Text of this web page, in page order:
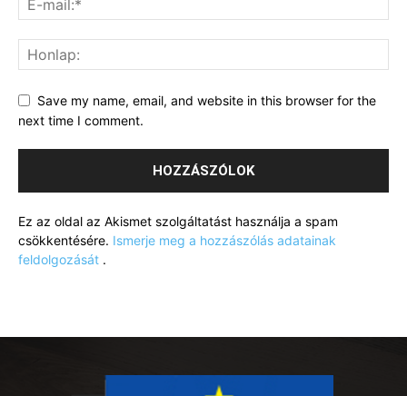
Save my name, email, and website in this browser for the
next time I comment.
Ez az oldal az Akismet szolgáltatást használja a spam
csökkentésére. Ismerje meg a hozzászólás adatainak
feldolgozását .